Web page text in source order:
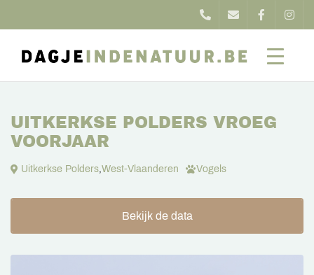
UITKERKSE POLDERS VROEG
VOORJAAR
Uitkerkse Polders,West-Vlaanderen Vogels
Bekijk de data